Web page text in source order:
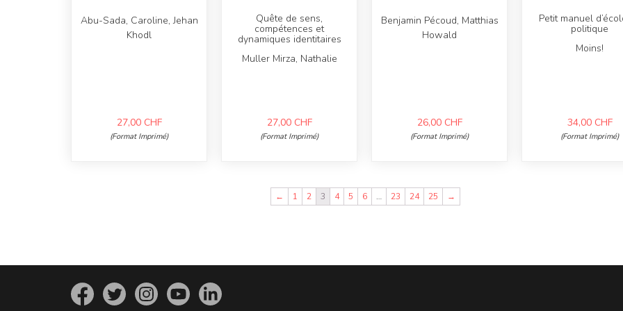
Abu-Sada, Caroline, Jehan
Khodl
27,00 CHF
(Format Imprimé)
Quête de sens,
compétences et
dynamiques identitaires
Muller Mirza, Nathalie
27,00 CHF
(Format Imprimé)
Benjamin Pécoud, Matthias
Howald
26,00 CHF
(Format Imprimé)
Petit manuel
politique
Moins!
34,00 CHF
(Format Imprimé)
← 1 2 3 4 5 6 … 23 24 25 →